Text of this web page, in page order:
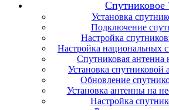
Установка
Подключение
Настройка
Настройка национальных
Спутниковая антенна
Установка
Обновление
Установка антенны на
Настройка